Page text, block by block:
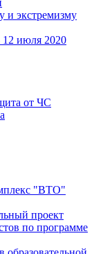
и экстремизму
июля 2020
от ЧС
"ВТО"
проект
по программе